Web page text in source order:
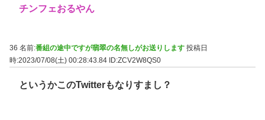
チンフェおるやん
36 名前:番組の途中ですが翡翠の名無しがお送りします 投稿日
時:2023/07/08(土) 00:28:43.84 ID:ZCV2W8QS0
というかこのTwitterもなりすまし？